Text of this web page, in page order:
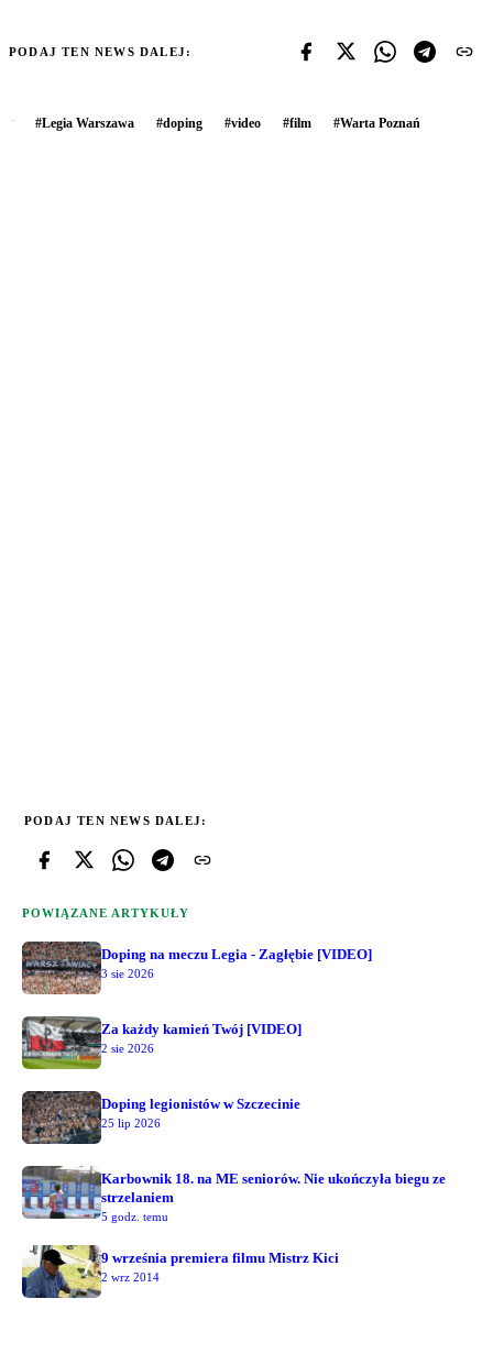
PODAJ TEN NEWS DALEJ:
#Legia Warszawa #doping #video #film #Warta Poznań
PODAJ TEN NEWS DALEJ:
POWIĄZANE ARTYKUŁY
Doping na meczu Legia - Zagłębie [VIDEO]
3 sie 2026
Za każdy kamień Twój [VIDEO]
2 sie 2026
Doping legionistów w Szczecinie
25 lip 2026
Karbownik 18. na ME seniorów. Nie ukończyła biegu ze
strzelaniem
5 godz. temu
9 września premiera filmu Mistrz Kici
2 wrz 2014